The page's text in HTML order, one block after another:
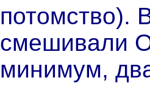
потомство).
смешивали
минимум,